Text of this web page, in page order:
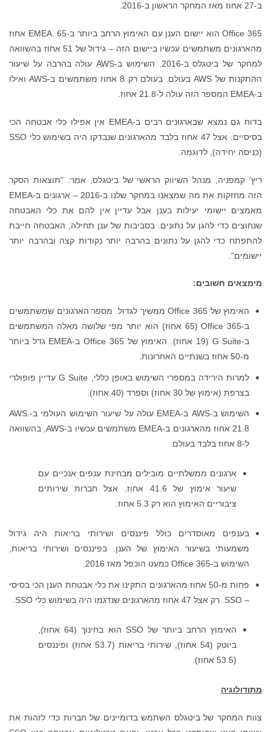
ב-27 אחוז מאז המחקר הראשון ב-2016.
Office 365 הוא יישום הענן עם האימוץ הרחב ביותר ב-EMEA. 65 אחוז
מהארגונים משתמשים עכשיו ביישום הזה – גידול של 51 אחוז בהשוואה
למחקר של ביטגלס ב-2016. השימוש ב-AWS עולה בהרבה על שיעור
ההתקנות של AWS בעולם. בעולם רק 8 אחוז משתמשים ב-AWS ואילו
ב-EMEA המספר הזה עולה ל-21.8 אחוז.
בדוח גם נמצא שבארגונים רבים ב-EMEA אין אפילו כלי אבטחה הכי
בסיסיים. אצל 47 אחוז בלבד מהארגונים שנבדקו היה בשימוש כלי SSO
(כניסה יחידה), לדוגמה.
ריץ‘ קמפניה, מנהל השיווק הראשי של ביטגלס, אמר: "תוצאות הסקר
הזה מחזקות את מה שמצאנו במחקר שלנו ב-2016 – ארגונים ב-EMEA
מאמצים יישומי יעילות בענן אבל עדיין אין להם את כלי האבטחה
שנחוצים כדי להגן על נתונים. בסביבות של ענן תחילה, האבטחה חייבת
להתפתח כדי להגן על נתונים בהרבה יותר נקודות קצה ובהרבה יותר
יישומים".
מימצאים חשובים:
האימוץ של Office 365 ממשיך לגדול. מספר הארגונים שמשתמשים
ב-Office 365 (65 אחוז) הוא יותר מפי שלושה מאלה המשתמשים
ב-G Suite (19 אחוז). האימוץ של Office 365 ב-EMEA גדל ביותר
מ-50 אחוז בשנתיים האחרונות.
למרות הירידה במספרי השימוש באופן כללי, G Suite עדיין פופולרי
בצרפת (אימוץ של 30 אחוז) וספרד (40 אחוז).
השימוש ב-AWS ב-EMEA עולה על שיעור השימוש העולמי ב-AWS.
21.8 אחוז מהארגונים ב-EMEA משתמשים עכשיו ב-AWS, בהשוואה
ל-8 אחוז בלבד בעולם.
ארגונים ממשלתיים מובילים מבחינת ענפים אנכיים עם
שיעור אימוץ של 41.6 אחוז. אצל חברות שירותים
ציבוריים האימוץ הוא רק 5.3 אחוז.
בענפים מאוסדרים כולל פיננסים ושירותי בריאות היה גידול
משמעותי בשיעור האימוץ של הענן. בפיננסים ושירותי בריאות,
השימוש ב-Office 365 כמעט הוכפל מאז 2016.
פחות מ-50 אחוז מהארגונים התקינו את כלי אבטחת הענן הכי בסיסי
– SSO. רק אצל 47 אחוז מהארגונים שנדגמו היה בשימוש כלי SSO.
האימוץ הרחב ביותר של SSO הוא בחינוך (64 אחוז),
ביוטק (54 אחוז), שירותי בריאות (53.7 אחוז) ופיננסים
(53.5 אחוז).
מתודולוגיה
צוות המחקר של ביטגלס השתמש בדומיינים של חברות כדי לזהות את